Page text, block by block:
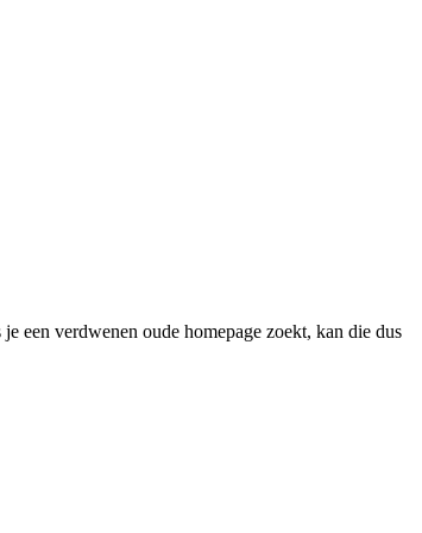
een verdwenen oude homepage zoekt, kan die dus